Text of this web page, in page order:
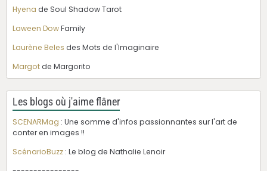
Hyena de Soul Shadow Tarot
Laween DowFamily
Laurène Beles des Mots de l'Imaginaire
Margotde Margorito
Les blogs où j'aime flâner
SCENARMag : Une somme d'infos passionnantes sur l'art de
conter en images !!
ScénarioBuzz : Le blog de Nathalie Lenoir